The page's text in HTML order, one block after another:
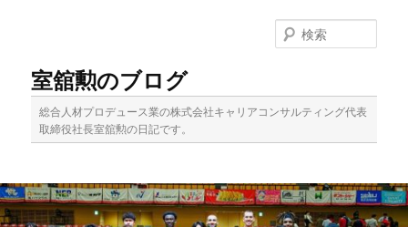
移
動
動
室舘勲のブログ
総合人材プロデュース業の株式会社キャリアコンサルティング代表
取締役社長室舘勲の日記です。
索